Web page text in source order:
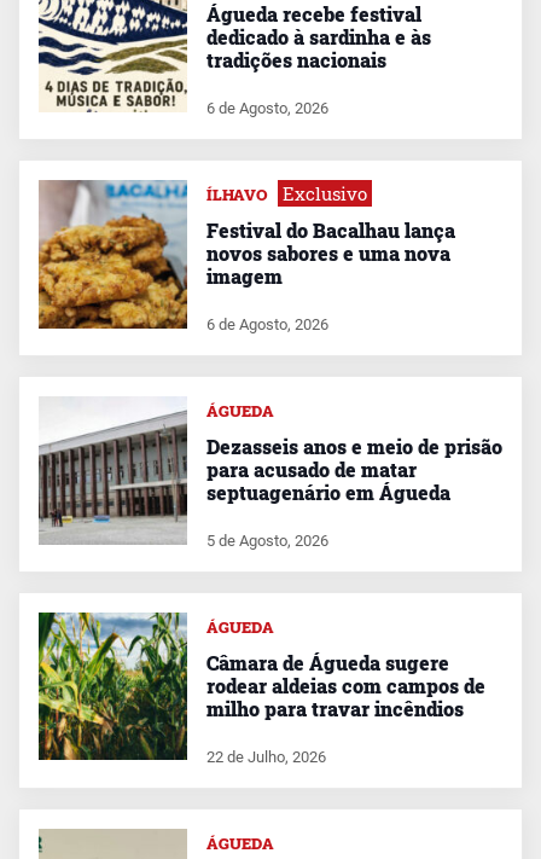
Águeda recebe festival
dedicado à sardinha e às
tradições nacionais
6 de Agosto, 2026
ÍLHAVO Exclusivo
Festival do Bacalhau lança
novos sabores e uma nova
imagem
6 de Agosto, 2026
ÁGUEDA
Dezasseis anos e meio de prisão
para acusado de matar
septuagenário em Águeda
5 de Agosto, 2026
ÁGUEDA
Câmara de Águeda sugere
rodear aldeias com campos de
milho para travar incêndios
22 de Julho, 2026
ÁGUEDA